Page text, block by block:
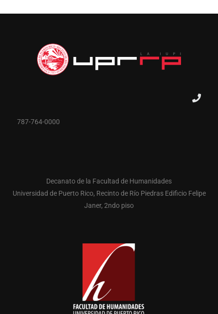
787-764-0000
Decanato de la Facultad de Humanidades
Universidad de Puerto Rico, Recinto de Río Piedras Edificio Felipe
Janer, 2ndo piso